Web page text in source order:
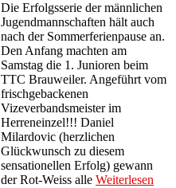
Die Erfolgsserie der männlichen
Jugendmannschaften hält auch
nach der Sommerferienpause an.
Den Anfang machten am
Samstag die 1. Junioren beim
TTC Brauweiler. Angeführt vom
frischgebackenen
Vizeverbandsmeister im
Herreneinzel!!! Daniel
Milardovic (herzlichen
Glückwunsch zu diesem
sensationellen Erfolg) gewann
der Rot-Weiss alle Weiterlesen